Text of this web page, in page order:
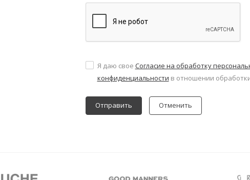
Я даю свое Согласие на обработку
конфиденциальности в отношении
Отменить